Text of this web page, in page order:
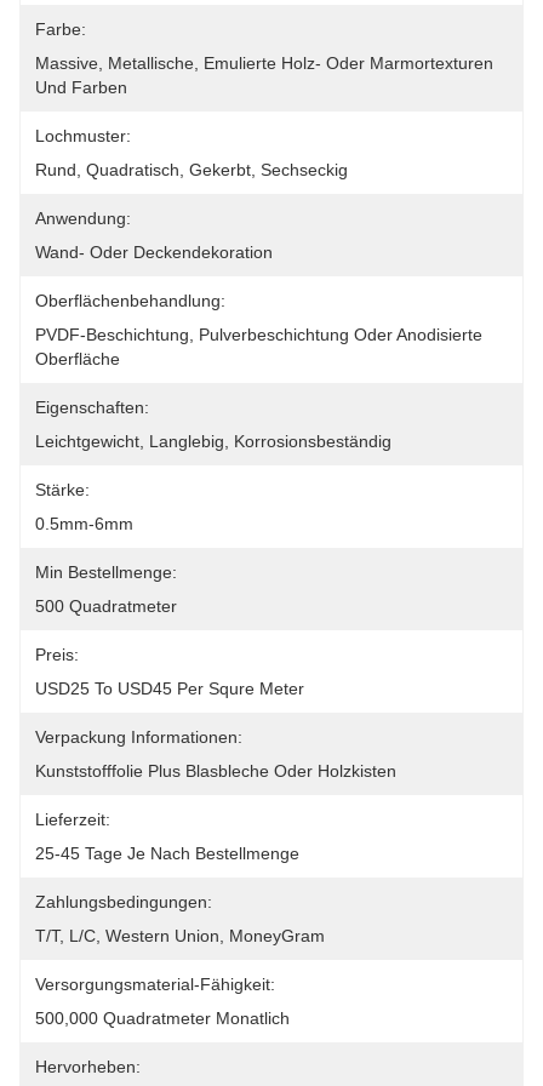
Farbe:
Massive, Metallische, Emulierte Holz- Oder Marmortexturen
Und Farben
Lochmuster:
Rund, Quadratisch, Gekerbt, Sechseckig
Anwendung:
Wand- Oder Deckendekoration
Oberflächenbehandlung:
PVDF-Beschichtung, Pulverbeschichtung Oder Anodisierte
Oberfläche
Eigenschaften:
Leichtgewicht, Langlebig, Korrosionsbeständig
Stärke:
0.5mm-6mm
Min Bestellmenge:
500 Quadratmeter
Preis:
USD25 To USD45 Per Squre Meter
Verpackung Informationen:
Kunststofffolie Plus Blasbleche Oder Holzkisten
Lieferzeit:
25-45 Tage Je Nach Bestellmenge
Zahlungsbedingungen:
T/T, L/C, Western Union, MoneyGram
Versorgungsmaterial-Fähigkeit:
500,000 Quadratmeter Monatlich
Hervorheben: